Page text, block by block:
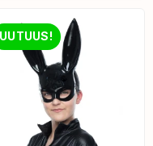
UUTUUS!